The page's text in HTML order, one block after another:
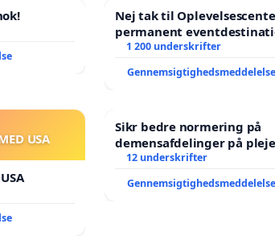
Nej tak til
permanent
- Ja tak til et levende
1 200 underskrifter
Gennemsigtighedsmeddelelse
USA
Sikr bedre normering på
demensafdelinger på
12 underskrifter
Gennemsigtighedsmeddelelse